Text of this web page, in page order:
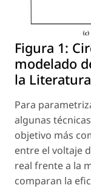
Figura 1:
modelado
la Literatura
Para
algunas
objetivo más
entre el voltaje
real frente a la
comparan la